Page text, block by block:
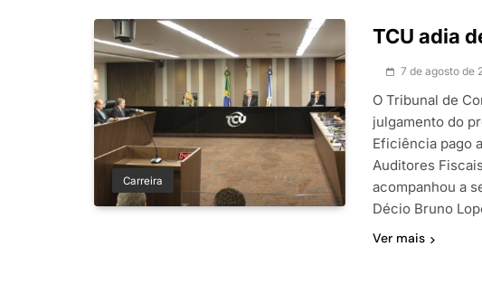
Carreira
TCU adia
7 de agosto de
O Tribunal de
julgamento do
Eficiência pago
Auditores
acompanhou a
Décio Bruno
Ver mais